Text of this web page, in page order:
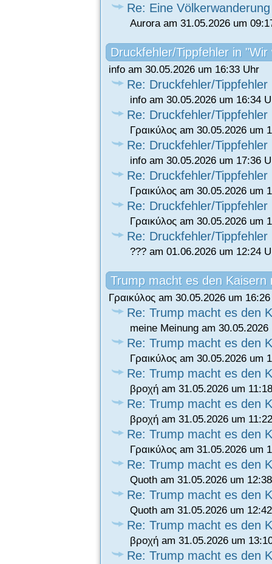
Re: Eine
Aurora am 31.05.2026 um
Druckfehler/Tippfehler in
info am 30.05.2026 um 16:33 Uhr
Re: Druckfehler/
info am 30.05.2026 um 16:34
Re: Druckfehler/
Γραικύλος am 30.05.2026 um
Re: Druckfehler/
info am 30.05.2026 um 17:36
Re: Druckfehler/
Γραικύλος am 30.05.2026 um
Re: Druckfehler/
Γραικύλος am 30.05.2026 um
Re: Druckfehler/
??? am 01.06.2026 um 12:24
Trump macht es den Kaisern
Γραικύλος am 30.05.2026 um
Re: Trump macht es den
meine Meinung am
Re: Trump macht es den
Γραικύλος am 30.05.2026 um
Re: Trump macht es den
βροχή am 31.05.2026 um
Re: Trump macht es den
βροχή am 31.05.2026 um
Re: Trump macht es den
Γραικύλος am 31.05.2026 um
Re: Trump macht es den
Quoth am 31.05.2026 um
Re: Trump macht es den
Quoth am 31.05.2026 um
Re: Trump macht es den
βροχή am 31.05.2026 um
Re: Trump macht es den